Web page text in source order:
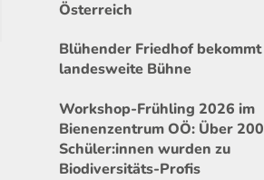
Österreich
Blühender Friedhof bekommt
landesweite Bühne
Workshop-Frühling 2026 im
Bienenzentrum OÖ: Über 200
Schüler:innen wurden zu
Biodiversitäts-Profis